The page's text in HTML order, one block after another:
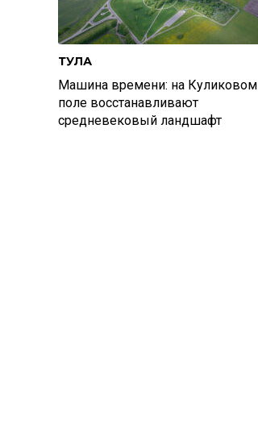
ТУЛА
Машина времени: на Куликовом
поле восстанавливают
средневековый ландшафт